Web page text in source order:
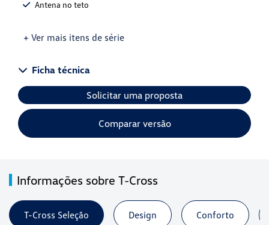
Antena no teto
+ Ver mais itens de série
Ficha técnica
Solicitar uma proposta
Comparar versão
Informações sobre T-Cross
T-Cross Seleção Design Conforto